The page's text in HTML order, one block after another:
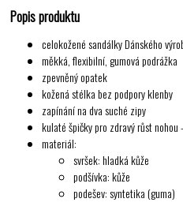
Popis produktu
celokožené sandálky Dánského
měkká, flexibilní, gumová podrážka
zpevněný opatek
kožená stélka bez podpory klenby
zapínání na dva suché zipy
kulaté špičky pro zdravý růst
materiál:
svršek: hladká kůže
podšívka: kůže
podešev: syntetika (guma)